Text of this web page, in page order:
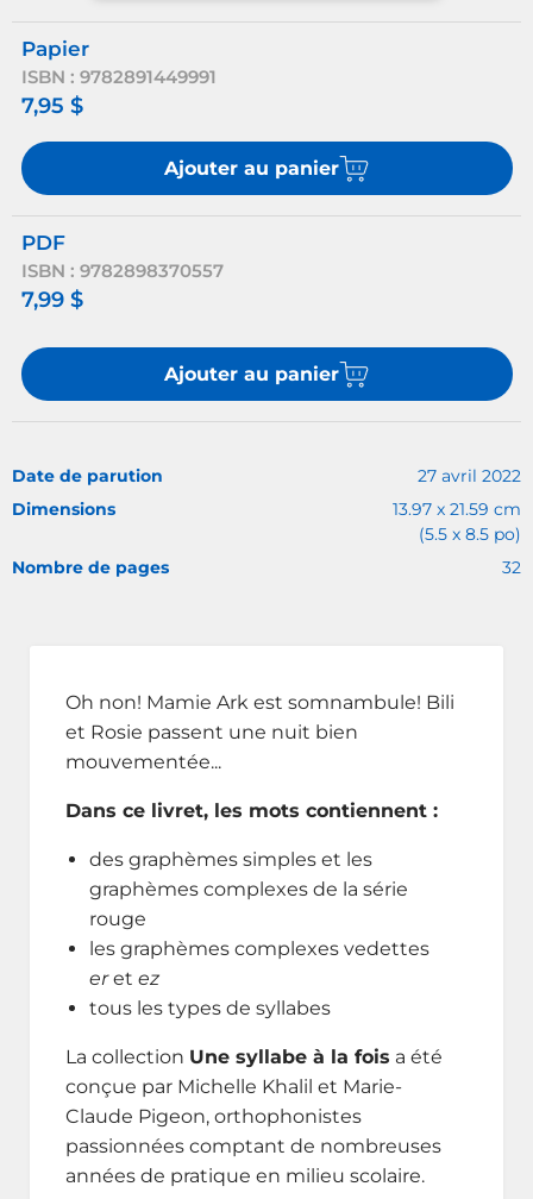
Papier
ISBN : 9782891449991
7,95 $
Ajouter au panier
PDF
ISBN : 9782898370557
7,99 $
Ajouter au panier
Date de parution
27 avril 2022
Dimensions
13.97 x 21.59 cm
(5.5 x 8.5 po)
Nombre de pages
32
Oh non! Mamie Ark est somnambule! Bili
et Rosie passent une nuit bien
mouvementée...
Dans ce livret, les mots contiennent :
des graphèmes simples et les
graphèmes complexes de la série
rouge
les graphèmes complexes vedettes
eret ez
tous les types de syllabes
La collection Une syllabe à la fois a été
conçue par Michelle Khalil et Marie-
Claude Pigeon, orthophonistes
passionnées comptant de nombreuses
années de pratique en milieu scolaire.